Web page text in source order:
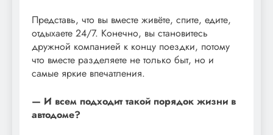
Представь, что вы вместе живёте, спите, едите,
отдыхаете 24/7. Конечно, вы становитесь
дружной компанией к концу поездки, потому
что вместе разделяете не только быт, но и
самые яркие впечатления.
— И всем подходит такой порядок жизни в
автодоме?